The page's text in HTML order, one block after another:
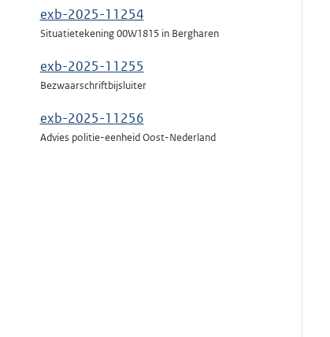
exb-2025-11254
Situatietekening 00W1815 in Bergharen
exb-2025-11255
Bezwaarschriftbijsluiter
exb-2025-11256
Advies politie-eenheid Oost-Nederland